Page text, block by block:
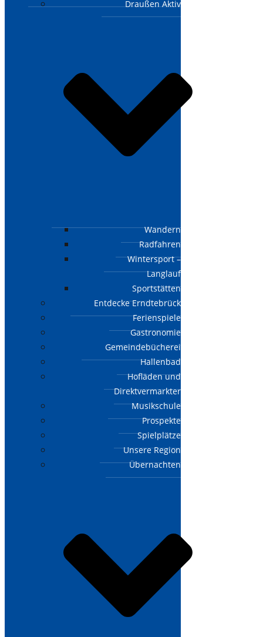
Draußen Aktiv
Wandern
Radfahren
Wintersport –
Langlauf
Sportstätten
Entdecke Erndtebrück
Ferienspiele
Gastronomie
Gemeindebücherei
Hallenbad
Hofläden und
Direktvermarkter
Musikschule
Prospekte
Spielplätze
Unsere Region
Übernachten